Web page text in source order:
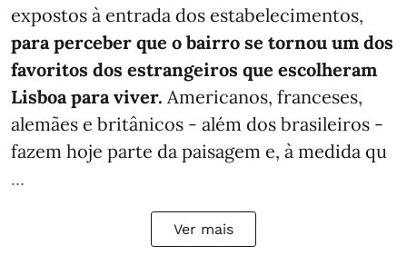
expostos à entrada dos estabelecimentos,
para perceber que o bairro se tornou um dos
favoritos dos estrangeiros que escolheram
Lisboa para viver. Americanos, franceses,
alemães e britânicos - além dos brasileiros -
fazem hoje parte da paisagem e, à medida qu
...
Ver mais